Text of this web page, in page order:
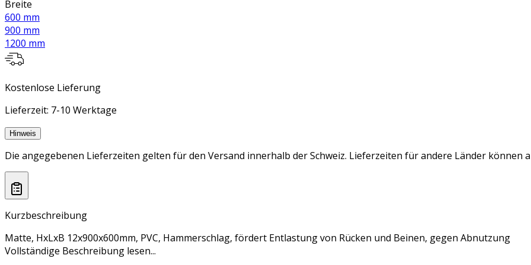
Breite
600 mm
900 mm
1200 mm
Kostenlose Lieferung
Lieferzeit: 7-10 Werktage
Hinweis
Die angegebenen Lieferzeiten gelten für den Versand innerhalb der Schweiz. Lieferzeiten für andere Länder können
Kurzbeschreibung
Matte, HxLxB 12x900x600mm, PVC, Hammerschlag, fördert Entlastung von Rücken und Beinen, gegen Abnutzung
Vollständige Beschreibung lesen...